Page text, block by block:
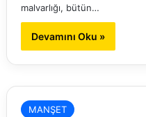
malvarlığı, bütün…
Devamını Oku »
MANŞET